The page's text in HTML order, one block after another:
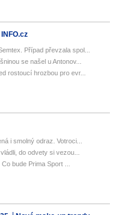
INFO.cz
Případ převzala spol...
se našel u Antonov...
rostoucí hrozbou pro evr...
i smolný odraz. Votroci...
do odvety si vezou...
bude Prima Sport ...